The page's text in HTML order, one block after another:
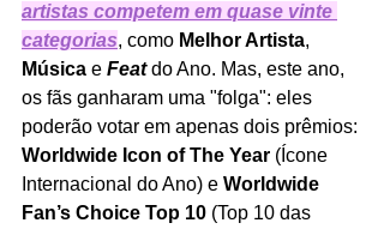
artistas competem em quase vinte
categorias, como Melhor Artista,
Música e Feat do Ano. Mas, este ano,
os fãs ganharam uma "folga": eles
poderão votar em apenas dois prêmios:
Worldwide Icon of The Year (Ícone
Internacional do Ano) e Worldwide
Fan’s Choice Top 10 (Top 10 das